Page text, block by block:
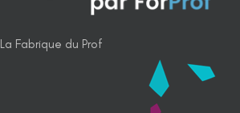
La Fabrique du Prof